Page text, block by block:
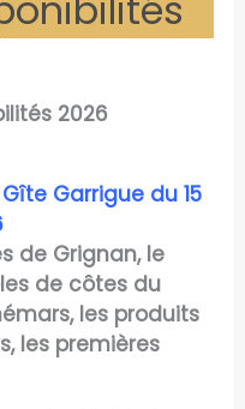
2026
Gîte Garrigue du 15
de Grignan, le
de côtes du
les produits
les premières